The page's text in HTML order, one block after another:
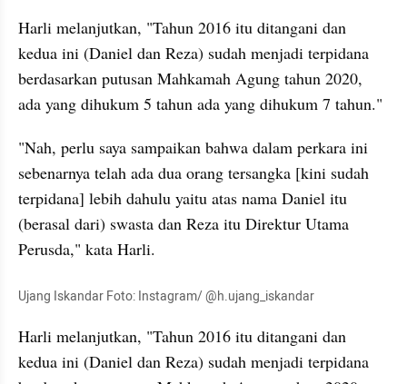
Harli melanjutkan, "Tahun 2016 itu ditangani dan
kedua ini (Daniel dan Reza) sudah menjadi terpidana
berdasarkan putusan Mahkamah Agung tahun 2020,
ada yang dihukum 5 tahun ada yang dihukum 7 tahun."
"Nah, perlu saya sampaikan bahwa dalam perkara ini
sebenarnya telah ada dua orang tersangka [kini sudah
terpidana] lebih dahulu yaitu atas nama Daniel itu
(berasal dari) swasta dan Reza itu Direktur Utama
Perusda," kata Harli.
Ujang Iskandar Foto: Instagram/ @h.ujang_iskandar
Harli melanjutkan, "Tahun 2016 itu ditangani dan
kedua ini (Daniel dan Reza) sudah menjadi terpidana